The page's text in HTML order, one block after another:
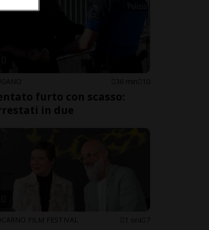
36 min 10
furto con scasso:
in due
FILM FESTIVAL 1 ora 7